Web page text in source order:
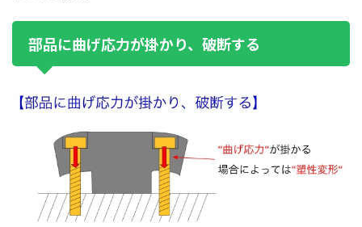
部品に曲げ応力が掛かり、破断する